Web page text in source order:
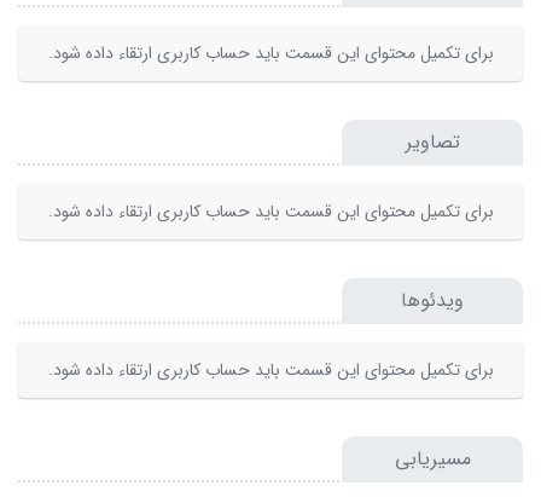
برای تکمیل محتوای این قسمت باید حساب کاربری ارتقاء داده شود.
تصاویر
برای تکمیل محتوای این قسمت باید حساب کاربری ارتقاء داده شود.
ویدئوها
برای تکمیل محتوای این قسمت باید حساب کاربری ارتقاء داده شود.
مسیریابی